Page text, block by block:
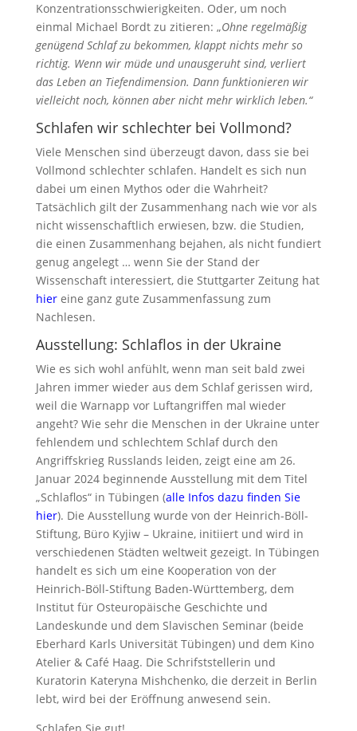
Konzentrationsschwierigkeiten. Oder, um noch
einmal Michael Bordt zu zitieren: „Ohne regelmäßig
genügend Schlaf zu bekommen, klappt nichts mehr so
richtig. Wenn wir müde und unausgeruht sind, verliert
das Leben an Tiefendimension. Dann funktionieren wir
vielleicht noch, können aber nicht mehr wirklich leben.“
Schlafen wir schlechter bei Vollmond?
Viele Menschen sind überzeugt davon, dass sie bei
Vollmond schlechter schlafen. Handelt es sich nun
dabei um einen Mythos oder die Wahrheit?
Tatsächlich gilt der Zusammenhang nach wie vor als
nicht wissenschaftlich erwiesen, bzw. die Studien,
die einen Zusammenhang bejahen, als nicht fundiert
genug angelegt … wenn Sie der Stand der
Wissenschaft interessiert, die Stuttgarter Zeitung hat
hier eine ganz gute Zusammenfassung zum
Nachlesen.
Ausstellung: Schlaflos in der Ukraine
Wie es sich wohl anfühlt, wenn man seit bald zwei
Jahren immer wieder aus dem Schlaf gerissen wird,
weil die Warnapp vor Luftangriffen mal wieder
angeht? Wie sehr die Menschen in der Ukraine unter
fehlendem und schlechtem Schlaf durch den
Angriffskrieg Russlands leiden, zeigt eine am 26.
Januar 2024 beginnende Ausstellung mit dem Titel
„Schlaflos“ in Tübingen (alle Infos dazu finden Sie
hier). Die Ausstellung wurde von der Heinrich-Böll-
Stiftung, Büro Kyjiw – Ukraine, initiiert und wird in
verschiedenen Städten weltweit gezeigt. In Tübingen
handelt es sich um eine Kooperation von der
Heinrich-Böll-Stiftung Baden‐Württemberg, dem
Institut für Osteuropäische Geschichte und
Landeskunde und dem Slavischen Seminar (beide
Eberhard Karls Universität Tübingen) und dem Kino
Atelier & Café Haag. Die Schrifststellerin und
Kuratorin Kateryna Mishchenko, die derzeit in Berlin
lebt, wird bei der Eröffnung anwesend sein.